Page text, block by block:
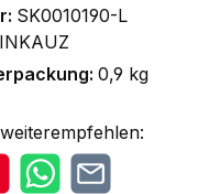
SK0010190-L
0,9 kg